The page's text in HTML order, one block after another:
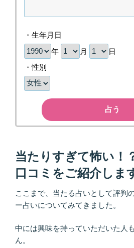
・生年月日
年
月
日
・性別
占う
当たりすぎて怖い！
口コミをご紹介しま
ここまで、当たる占いとして評判
ー占いについてみてきました。
中には興味を持っていただいた人
ん。